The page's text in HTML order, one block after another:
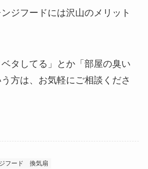
ジフードには沢山のメリット
ベタしてる」とか「部屋の臭い
方は、お気軽にご相談くださ
フード 換気扇